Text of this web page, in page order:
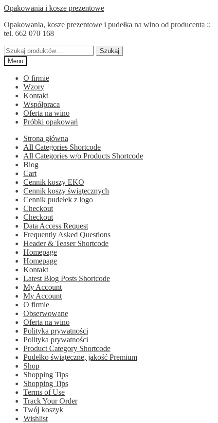
Przejdź
nawigacji
Przejdź
treści
Opakowania i kosze prezentowe
Opakowania, kosze prezentowe i pudełka na wino od producenta ::
tel. 662 070 168
Szukaj:
Szukaj
Menu
O firmie
Wzory
Kontakt
Współpraca
Oferta na wino
Próbki opakowań
Strona główna
All Categories Shortcode
All Categories w/o Products Shortcode
Blog
Cart
Cennik koszy EKO
Cennik koszy świątecznych
Cennik pudełek z logo
Checkout
Checkout
Data Access Request
Frequently Asked Questions
Header & Teaser Shortcode
Homepage
Homepage
Kontakt
Latest Blog Posts Shortcode
My Account
My Account
O firmie
Obserwowane
Oferta na wino
Polityka prywatności
Polityka prywatności
Product Category Shortcode
Pudełko świąteczne, jakość Premium
Shop
Shopping Tips
Shopping Tips
Terms of Use
Track Your Order
Twój koszyk
Wishlist